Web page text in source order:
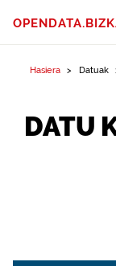
Hasiera Datuak
DATU